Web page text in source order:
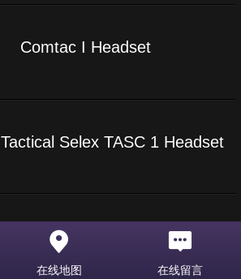
Comtac I Headset
Tactical Selex TASC 1 Headset
Bowman Elite II Headset
在线地图 在线留言